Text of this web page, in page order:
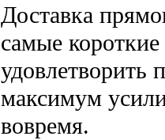
Доставка
самые
удовлетворить
максимум
вовремя.